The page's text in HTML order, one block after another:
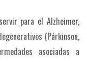
para el Alzheimer,
(Párkinson,
asociadas a